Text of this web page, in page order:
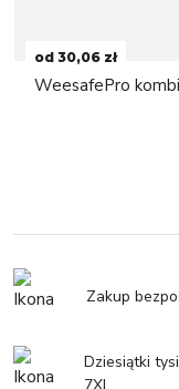
od 30,06 zł
WeesafePro
Zakup
Dziesiątki